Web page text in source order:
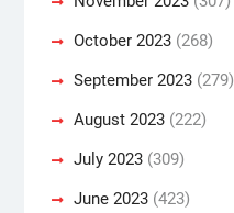
October 2023(268)
September 2023(279)
August 2023(222)
July 2023(309)
June 2023(423)